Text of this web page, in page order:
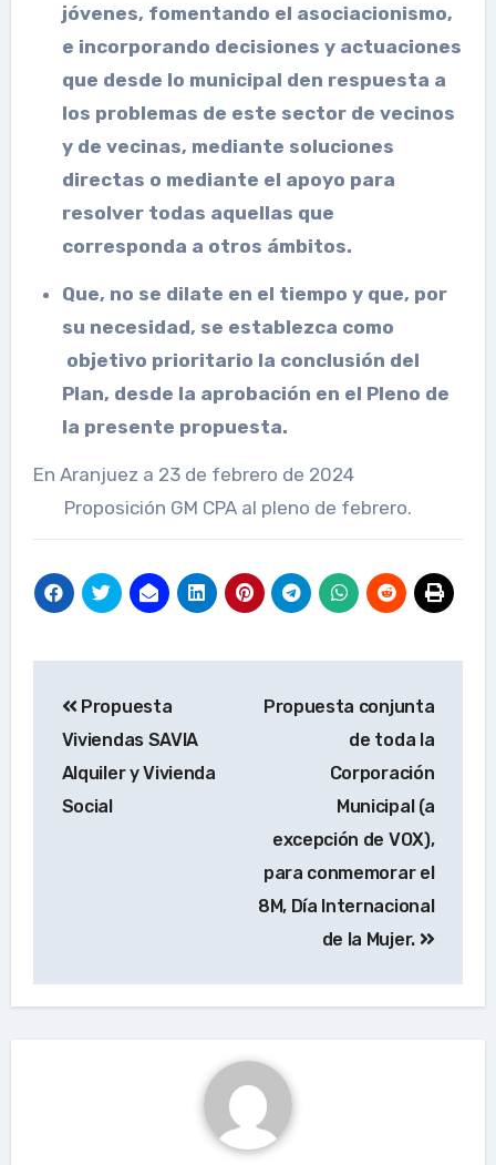
jóvenes, fomentando el asociacionismo,
e incorporando decisiones y actuaciones
que desde lo municipal den respuesta a
los problemas de este sector de vecinos
y de vecinas, mediante soluciones
directas o mediante el apoyo para
resolver todas aquellas que
corresponda a otros ámbitos.
Que, no se dilate en el tiempo y que, por
su necesidad, se establezca como
objetivo prioritario la conclusión del
Plan, desde la aprobación en el Pleno de
la presente propuesta.
En Aranjuez a 23 de febrero de 2024
Proposición GM CPA al pleno de febrero.
de
entradas
Propuesta
Viviendas SAVIA
Alquiler y Vivienda
Social
Propuesta conjunta
de toda la
Corporación
Municipal (a
excepción de VOX),
para conmemorar el
8M, Día Internacional
de la Mujer.